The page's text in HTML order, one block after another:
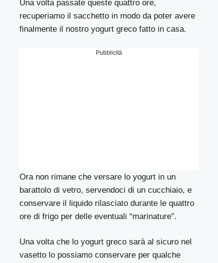
Una volta passate queste quattro ore,
recuperiamo il sacchetto in modo da poter avere
finalmente il nostro yogurt greco fatto in casa.
Pubblicità
Ora non rimane che versare lo yogurt in un
barattolo di vetro, servendoci di un cucchiaio, e
conservare il liquido rilasciato durante le quattro
ore di frigo per delle eventuali “marinature”.
Una volta che lo yogurt greco sarà al sicuro nel
vasetto lo possiamo conservare per qualche